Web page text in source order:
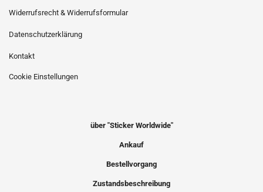
Widerrufsrecht & Widerrufsformular
Datenschutzerklärung
Kontakt
Cookie Einstellungen
über "Sticker Worldwide"
Ankauf
Bestellvorgang
Zustandsbeschreibung